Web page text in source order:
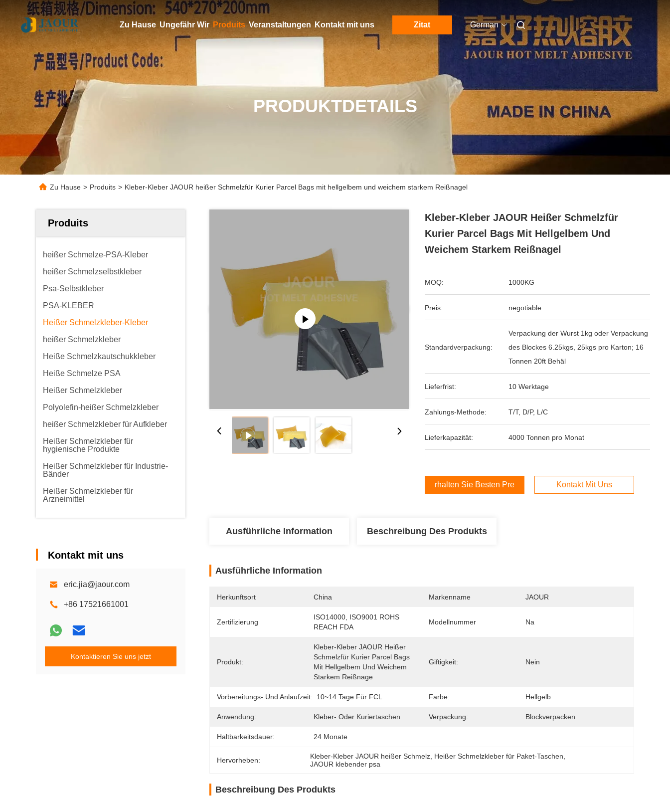
Zu Hause Ungefähr Wir Produits Veranstaltungen Kontakt mit uns Zitat German
PRODUKTDETAILS
Zu Hause > Produits > Kleber-Kleber JAOUR heißer Schmelzfür Kurier Parcel Bags mit hellgelbem und weichem starkem Reißnagel
Produits
heißer Schmelze-PSA-Kleber
heißer Schmelzselbstkleber
Psa-Selbstkleber
PSA-KLEBER
Heißer Schmelzkleber-Kleber
heißer Schmelzkleber
Heiße Schmelzkautschukkleber
Heiße Schmelze PSA
Heißer Schmelzkleber
Polyolefin-heißer Schmelzkleber
heißer Schmelzkleber für Aufkleber
Heißer Schmelzkleber für
hygienische Produkte
Heißer Schmelzkleber für Industrie-
Bänder
Heißer Schmelzkleber für
Arzneimittel
Kontakt mit uns
eric.jia@jaour.com
+86 17521661001
Kontaktieren Sie uns jetzt
Kleber-Kleber JAOUR Heißer Schmelzfür
Kurier Parcel Bags Mit Hellgelbem Und
Weichem Starkem Reißnagel
MOQ: 1000KG
Preis: negotiable
Standardverpackung:
Verpackung der Wurst 1kg oder Verpackung
des Blockes 6.25kgs, 25kgs pro Karton; 16
Tonnen 20ft Behäl
Lieferfrist: 10 Werktage
Zahlungs-Methode: T/T, D/P, L/C
Lieferkapazität: 4000 Tonnen pro Monat
Erhalten Sie Besten Preis Kontakt Mit Uns
Ausführliche Information Beschreibung Des Produkts
Ausführliche Information
Herkunftsort China Markenname JAOUR
Zertifizierung
ISO14000, ISO9001 ROHS
REACH FDA
Modellnummer Na
Produkt:
Kleber-Kleber JAOUR Heißer
Schmelzfür Kurier Parcel Bags
Mit Hellgelbem Und Weichem
Starkem Reißnage
Giftigkeit: Nein
Vorbereitungs- Und Anlaufzeit: 10~14 Tage Für FCL Farbe: Hellgelb
Anwendung: Kleber- Oder Kuriertaschen Verpackung: Blockverpacken
Haltbarkeitsdauer: 24 Monate
Hervorheben: Kleber-Kleber JAOUR heißer Schmelz Heißer Schmelzkleber für Paket-Taschen
JAOUR klebender psa
Beschreibung Des Produkts